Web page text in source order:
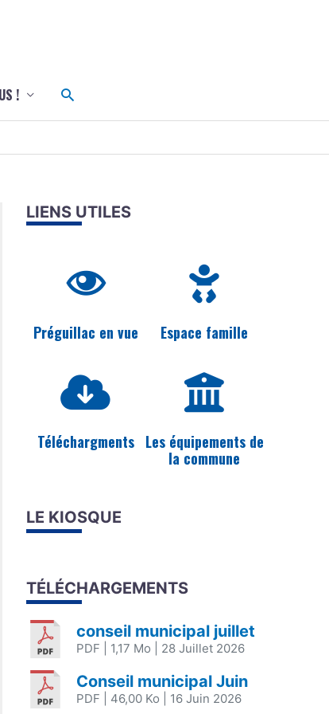
! Rechercher
LIENS UTILES
Préguillac en vue Espace famille
Téléchargments Les équipements de
la commune
LE KIOSQUE
TÉLÉCHARGEMENTS
conseil municipal juillet
PDF | 1,17 Mo | 28 Juillet 2026
Conseil municipal Juin
PDF | 46,00 Ko | 16 Juin 2026